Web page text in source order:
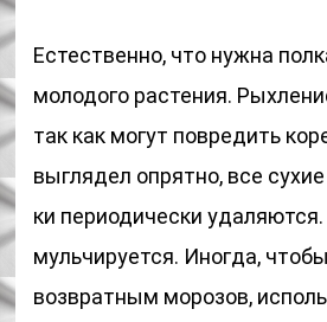
Естественно, что нужна
молодого растения.
так как могут повредить
выглядел опрятно, все
ки периодически
мульчируется. Иногда,
возвратным морозов,